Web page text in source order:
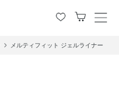
メ
ュ
メルティフィット ジェルライナー